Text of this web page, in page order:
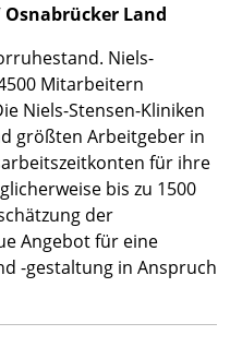
Land
Niels-
Mitarbeitern
Niels-Stensen-Kliniken
größten Arbeitgeber in
für ihre
bis zu 1500
der
Angebot für eine
-gestaltung in Anspruch